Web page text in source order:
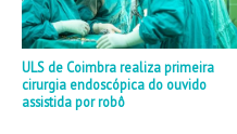
ULS de Coimbra realiza primeira
cirurgia endoscópica do ouvido
assistida por robô